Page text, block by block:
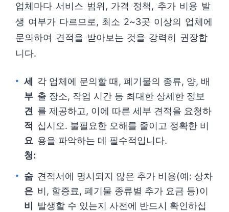
업체마다 서비스 범위, 가격 정책, 추가 비용 발
생 여부가 다르므로, 최소 2~3곳 이상의 업체에
문의하여 견적을 받아보는 것을 강력히 권장합
니다.
세
부
견
적
요
청:
각 업체에 문의할 때, 폐기물의 종류, 양, 배
출 장소, 작업 시간 등 최대한 상세한 정보
를 제공하고, 이에 따른 세부 견적을 요청하
십시오. 불필요한 오해를 줄이고 정확한 비
용을 파악하는 데 필수적입니다.
숨
은
비
견적서에 명시되지 않은 추가 비용(예: 상차
비, 할증료, 폐기물 종류별 추가 요금 등)이
발생할 수 있는지 사전에 반드시 확인하십